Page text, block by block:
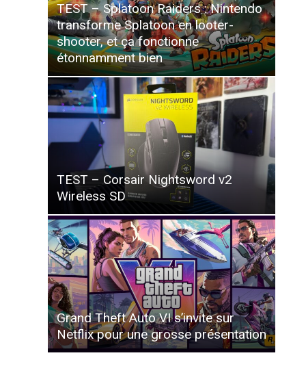
TEST – Splatoon Raiders : Nintendo
transforme Splatoon en looter-
shooter, et ça fonctionne
étonnamment bien
TEST – Corsair Nightsword v2
Wireless SD
Grand Theft Auto VI s’invite sur
Netflix pour une grosse présentation